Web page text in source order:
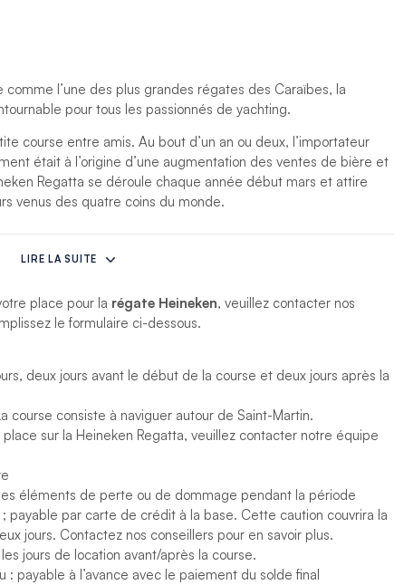
l’une des plus grandes régates des Caraïbes, la
pour tous les passionnés de yachting.
course entre amis. Au bout d’un an ou deux, l’importateur
était à l’origine d’une augmentation des ventes de bière et
Regatta se déroule chaque année début mars et attire
venus des quatre coins du monde.
Yachting Association et les bateaux de croisière sont classés
la catégorie, jusqu’à huit courses sont attendues sur quatre
Martin et de Sint Maarten, du canal d’Anguilla à Phillipsburg,
réunissent pour faire la fête, danser et vibrer au rythme des
atteint son paroxysmelors de la cérémonie de remise des prix
place pour la Heineken Regatta, veuillez contacter nos
LIRE LA SUITE
place pour la régate Heineken, veuillez contacter nos
le formulaire ci-dessous.
deux jours avant le début de la course et deux jours après la
course consiste à naviguer autour de Saint-Martin.
sur la Heineken Regatta, veuillez contacter notre équipe
éléments de perte ou de dommage pendant la période
payable par carte de crédit à la base. Cette caution couvrira la
jours. Contactez nos conseillers pour en savoir plus.
jours de location avant/après la course.
: payable à l’avance avec le paiement du solde final